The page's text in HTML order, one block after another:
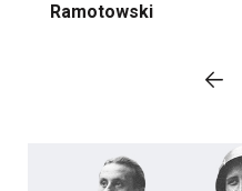
Ramotowski